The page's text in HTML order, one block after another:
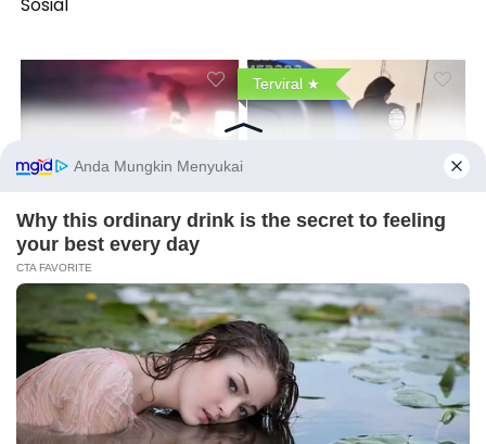
Video Viral Erupsi Gunung
Anak Krakatau Ternyata
Hoaks, Badan Geologi
Minta Masyarakat
Jangan Mudah Percaya
Terviral
VIDEO Mahasiswa
Kelas Unair Bikin Viral
1 Comment